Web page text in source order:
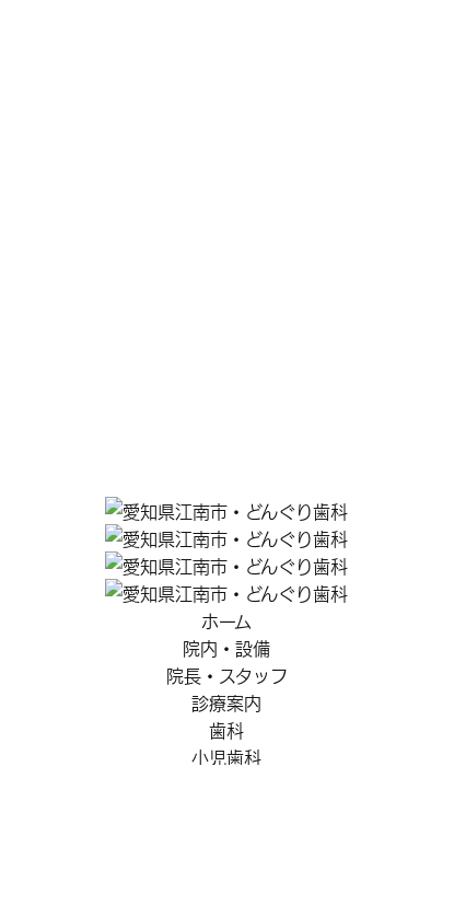
ホーム
院内・設備
院長・スタッフ
診療案内
歯科
小児歯科